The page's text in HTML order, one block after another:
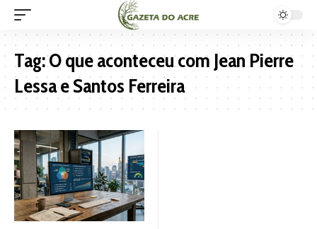
Tag:O que aconteceu com Jean Pierre
Lessa e Santos Ferreira